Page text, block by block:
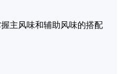
主风味和辅助风味的搭配